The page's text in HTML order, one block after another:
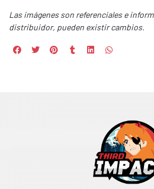
Las imágenes son referenciales e
distribuidor, pueden existir cambios.